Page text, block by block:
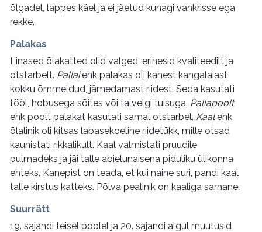
õlgadel, lappes käel ja ei jäetud kunagi vankrisse ega
rekke.
Palakas
Linased õlakatted olid valged, erinesid kvaliteedilt ja
otstarbelt. Pallaiehk palakas oli kahest kangalaiast
kokku õmmeldud, jämedamast riidest. Seda kasutati
tööl, hobusega sõites või talvelgi tuisuga. Pallapoolt
ehk poolt palakat kasutati samal otstarbel. Kaalehk
õlalinik oli kitsas labasekoeline riidetükk, mille otsad
kaunistati rikkalikult. Kaal valmistati pruudile
pulmadeks ja jäi talle abielunaisena piduliku ülikonna
ehteks. Kanepist on teada, et kui naine suri, pandi kaal
talle kirstus katteks. Põlva pealinik on kaaliga sarnane.
Suurrätt
19. sajandi teisel poolel ja 20. sajandi algul muutusid